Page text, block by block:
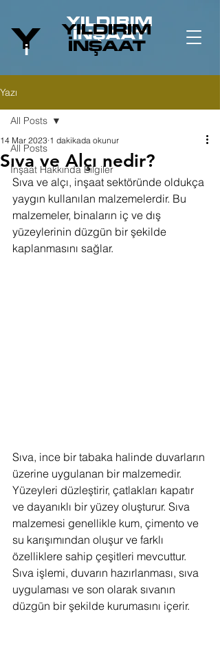
YILDIRIM
İNŞAAT
Y
İ
YILDIRIM
İNŞAAT
Yazı
All Posts
İnşaat Hakkında Bilgiler
All Posts
Sıva ve Alçı nedir?
14 Mar 2023 1 dakikada okunur
Sıva ve alçı, inşaat sektöründe oldukça
yaygın kullanılan malzemelerdir. Bu
malzemeler, binaların iç ve dış
yüzeylerinin düzgün bir şekilde
kaplanmasını sağlar.
Sıva, ince bir tabaka halinde duvarların
üzerine uygulanan bir malzemedir.
Yüzeyleri düzleştirir, çatlakları kapatır
ve dayanıklı bir yüzey oluşturur. Sıva
malzemesi genellikle kum, çimento ve
su karışımından oluşur ve farklı
özelliklere sahip çeşitleri mevcuttur.
Sıva işlemi, duvarın hazırlanması, sıva
uygulaması ve son olarak sıvanın
düzgün bir şekilde kurumasını içerir.